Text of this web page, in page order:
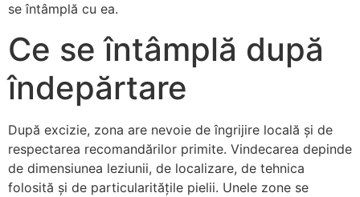
se întâmplă cu ea.
Ce se întâmplă după
îndepărtare
După excizie, zona are nevoie de îngrijire locală și de
respectarea recomandărilor primite. Vindecarea depinde
de dimensiunea leziunii, de localizare, de tehnica
folosită și de particularitățile pielii. Unele zone se